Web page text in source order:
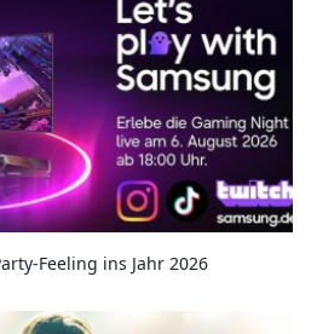
Feeling ins Jahr 2026